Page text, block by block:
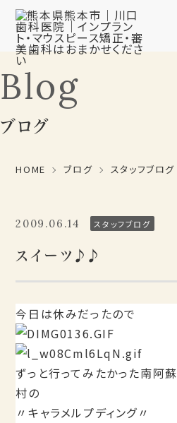
Blog
ブログ
HOME ブログ スタッフブログ
2009.06.14 スタッフブログ
スイーツ♪♪
今日は休みだったので
ずっと行ってみたかった南阿蘇
村の
〃キャラメルプディング〃